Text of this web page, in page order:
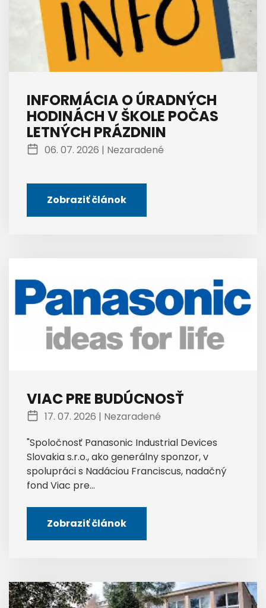
INFORMÁCIA O ÚRADNÝCH
HODINÁCH V ŠKOLE POČAS
LETNÝCH PRÁZDNIN
06. 07. 2026 | Nezaradené
Zobraziť článok
VIAC PRE BUDÚCNOSŤ
17. 07. 2026 | Nezaradené
"Spoločnosť Panasonic Industrial Devices
Slovakia s.r.o., ako generálny sponzor, v
spolupráci s Nadáciou Franciscus, nadačný
fond Viac pre...
Zobraziť článok